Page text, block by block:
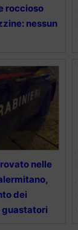
roccioso
nessun
nelle
dei
guastatori